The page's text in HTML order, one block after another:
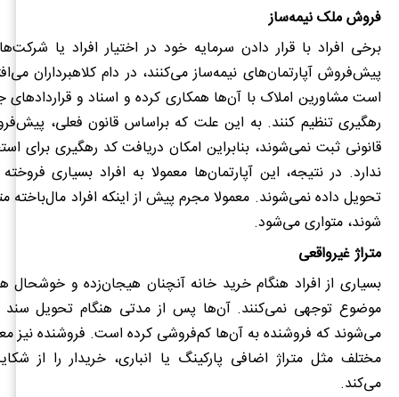
فروش ملک نیمه‌ساز
برخی افراد با قرار دادن سرمایه خود در اختیار افراد یا
پیش‌فروش آپارتمان‌های نیمه‌ساز می‌کنند، در دام کلاهبرداران
است مشاورین املاک با آن‌ها همکاری کرده و اسناد و
رهگیری تنظیم کنند. به این علت که براساس قانون فعلی،
قانونی ثبت نمی‌شوند، بنابراین امکان دریافت کد رهگیری برای
ندارد. در نتیجه، این آپارتمان‌ها معمولا به افراد بسیاری
تحویل داده نمی‌شوند. معمولا مجرم پیش از اینکه افراد مال‌باخته
شوند، متواری می‌شود.
متراژ غیرواقعی
بسیاری از افراد هنگام خرید خانه آنچنان هیجان‌زده و خوشحال
موضوع توجهی نمی‌کنند. آن‌ها پس از مدتی هنگام تحویل
می‌شوند که فروشنده به آن‌ها کم‌فروشی کرده است. فروشنده نیز
مختلف مثل متراژ اضافی پارکینگ یا انباری، خریدار را از
می‌کند.